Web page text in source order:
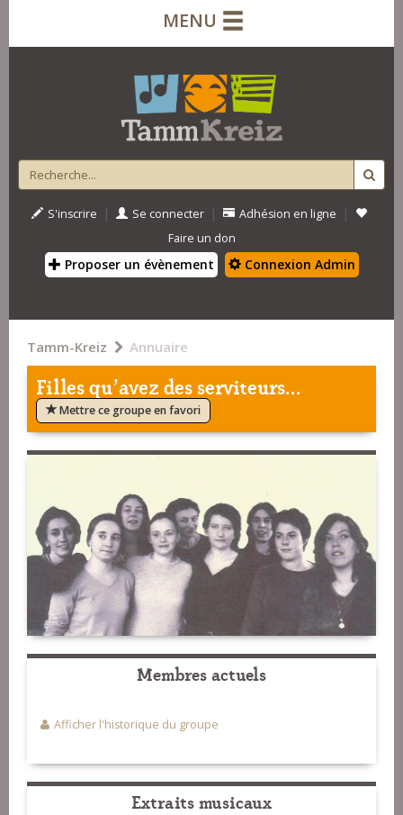
MENU
S'inscrire | Se connecter | Adhésion en ligne |
Faire un don
Proposer un évènement Connexion Admin
Tamm-Kreiz Annuaire
Filles qu'avez des serviteurs...
Mettre ce groupe en favori
Membres actuels
Afficher l'historique du groupe
Extraits musicaux